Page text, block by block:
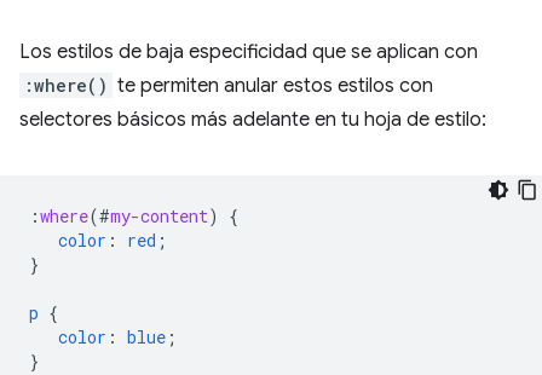
Los estilos de baja especificidad que se aplican con
:where() te permiten anular estos estilos con
selectores básicos más adelante en tu hoja de estilo:
:where(#my-content)
{
color : red ;
}
p {
color : blue ;
}